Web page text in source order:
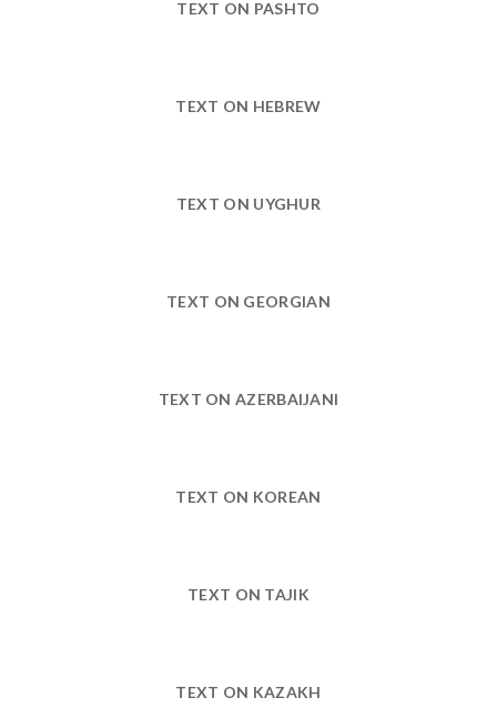
TEXT ON PASHTO
TEXT ON HEBREW
TEXT ON UYGHUR
TEXT ON GEORGIAN
TEXT ON AZERBAIJANI
TEXT ON KOREAN
TEXT ON TAJIK
TEXT ON KAZAKH